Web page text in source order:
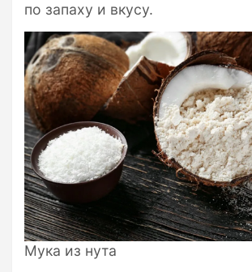
по запаху и вкусу.
Мука из нута